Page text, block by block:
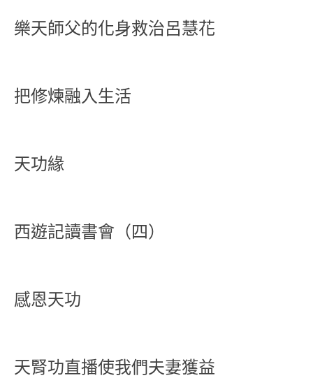
樂天師父的化身救治呂慧花
把修煉融入生活
天功緣
西遊記讀書會（四）
感恩天功
天腎功直播使我們夫妻獲益